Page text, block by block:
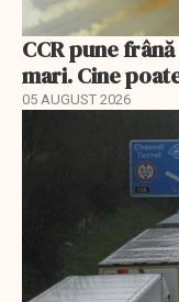
CCR pune
mari. Cine
05 AUGUST 2026